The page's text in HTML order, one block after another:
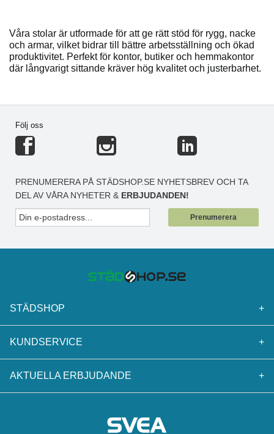
Våra stolar är utformade för att ge rätt stöd för rygg, nacke
och armar, vilket bidrar till bättre arbetsställning och ökad
produktivitet. Perfekt för kontor, butiker och hemmakontor
där långvarigt sittande kräver hög kvalitet och justerbarhet.
Följ oss
PRENUMERERA PÅ STÄDSHOP.SE NYHETSBREV OCH TA
DEL AV VÅRA NYHETER & ERBJUDANDEN!
Prenumerera
STÄDSHOP +
KUNDSERVICE +
AKTUELLA ERBJUDANDE +